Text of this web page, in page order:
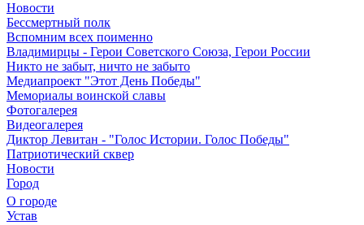
Новости
Бессмертный полк
Вспомним всех поименно
Владимирцы - Герои Советского Союза, Герои России
Никто не забыт, ничто не забыто
Медиапроект "Этот День Победы"
Мемориалы воинской славы
Фотогалерея
Видеогалерея
Диктор Левитан - "Голос Истории. Голос Победы"
Патриотический сквер
Новости
Город
О городе
Устав